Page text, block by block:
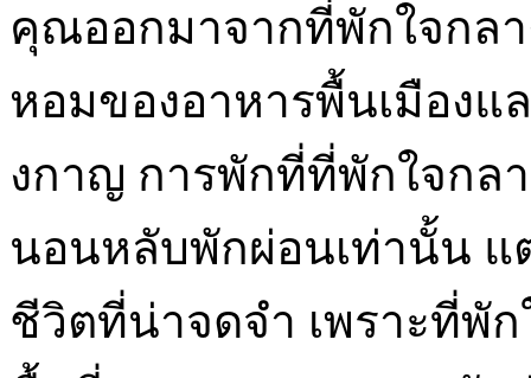
คุณออกมาจากที่พักใจกล
หอมของอาหารพื้นเมืองแ
งกาญ การพักที่ที่พักใจกล
นอนหลับพักผ่อนเท่านั้น แ
ชีวิตที่น่าจดจำ เพราะที่พั